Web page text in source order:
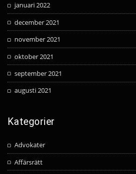
januari 2022
december 2021
november 2021
oktober 2021
september 2021
augusti 2021
Kategorier
Advokater
Affärsrätt